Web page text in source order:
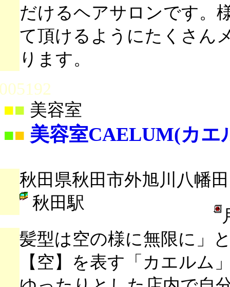
だけるヘアサロンです。
て頂けるようにたくさん
ります。
■ 美容室
■■ 美容室CAELUM(カエ
秋田県秋田市外旭川八幡
秋田駅
髪型は空の様に無限に」
【空】を表す「カエルム